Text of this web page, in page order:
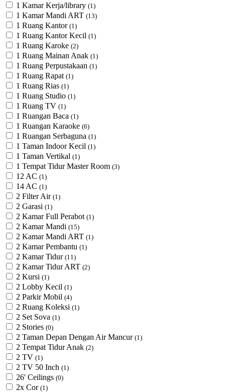
1 Kamar Kerja/library (1)
1 Kamar Mandi ART (13)
1 Ruang Kantor (1)
1 Ruang Kantor Kecil (1)
1 Ruang Karoke (2)
1 Ruang Mainan Anak (1)
1 Ruang Perpustakaan (1)
1 Ruang Rapat (1)
1 Ruang Rias (1)
1 Ruang Studio (1)
1 Ruang TV (1)
1 Ruangan Baca (1)
1 Ruangan Karaoke (6)
1 Ruangan Serbaguna (1)
1 Taman Indoor Kecil (1)
1 Taman Vertikal (1)
1 Tempat Tidur Master Room (3)
12 AC (1)
14 AC (1)
2 Filter Air (1)
2 Garasi (1)
2 Kamar Full Perabot (1)
2 Kamar Mandi (15)
2 Kamar Mandi ART (1)
2 Kamar Pembantu (1)
2 Kamar Tidur (11)
2 Kamar Tidur ART (2)
2 Kursi (1)
2 Lobby Kecil (1)
2 Parkir Mobil (4)
2 Ruang Koleksi (1)
2 Set Sova (1)
2 Stories (0)
2 Taman Depan Dengan Air Mancur (1)
2 Tempat Tidur Anak (2)
2 TV (1)
2 TV 50 Inch (1)
26' Ceilings (0)
2x Cor (1)